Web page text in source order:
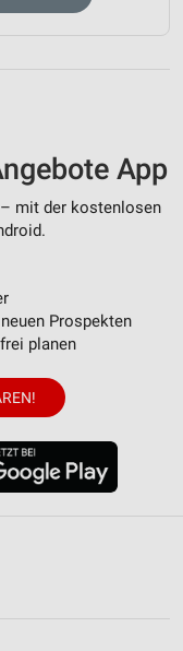
App
mit der kostenlosen
Prospekten
planen